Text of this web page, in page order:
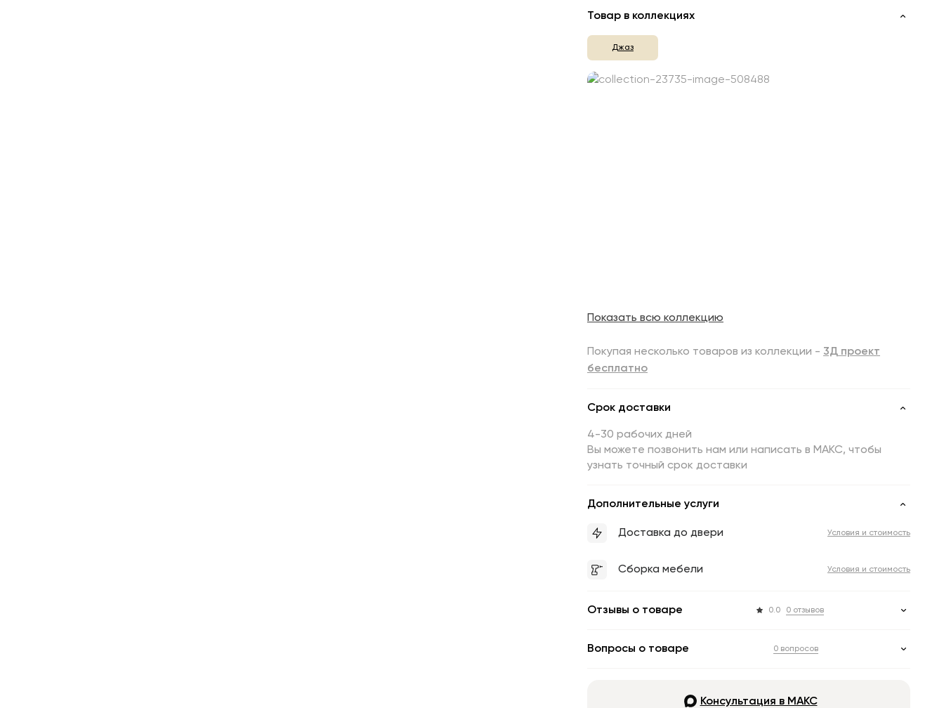
Товар в коллекциях
Джаз
Показать всю коллекцию
Покупая несколько товаров из коллекции - 3Д проект
бесплатно
Срок доставки
4-30 рабочих дней
Вы можете позвонить нам или написать в МАКС, чтобы
узнать точный срок доставки
Дополнительные услуги
Доставка до двери Условия и стоимость
Сборка мебели Условия и стоимость
Отзывы о товаре 0.0 0 отзывов
Вопросы о товаре 0 вопросов
Консультация в МАКС